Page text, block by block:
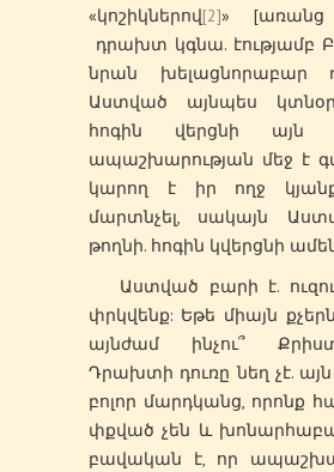
«կոշիկներով[2]» [առանց
դրախտ կգնա. էությամբ
նրան խելացնորաբար
Աստված այնպես
հոգին վերցնի այն
ապաշխարության մեջ է
կարող է իր ողջ
մարտնչել, սակայն
թողնի. հոգին կվերցնի
Աստված բարի է.
փրկվենք: Եթե միայն
այնժամ ինչու՞
Դրախտի դուռը նեղ չէ.
բոլոր մարդկանց, որոնք
փքված չեն և
բավական է, որ